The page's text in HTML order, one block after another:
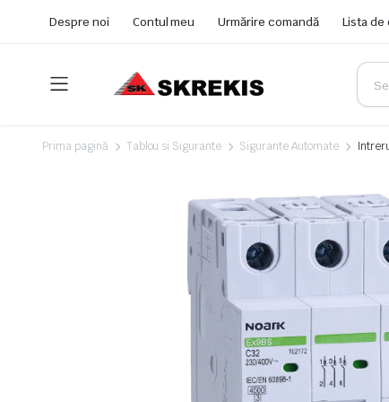
Despre noi Contul meu Urmărire comandă Lista de
Prima pagină Tablou si Sigurante Sigurante Automate